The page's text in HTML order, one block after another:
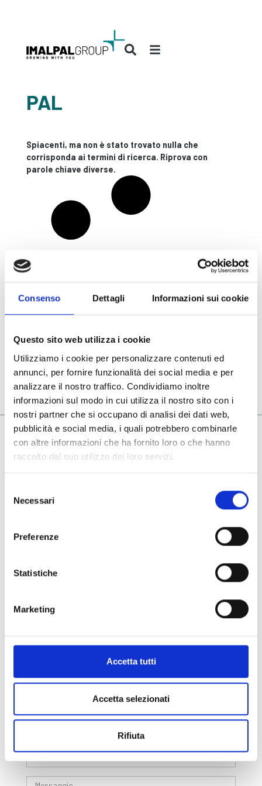
Consenso Dettagli Informazioni sui cookie
Questo sito web utilizza i cookie
Utilizziamo i cookie per personalizzare contenuti ed
annunci, per fornire funzionalità dei social media e per
analizzare il nostro traffico. Condividiamo inoltre
informazioni sul modo in cui utilizza il nostro sito con i
nostri partner che si occupano di analisi dei dati web,
pubblicità e social media, i quali potrebbero combinarle
con altre informazioni che ha fornito loro o che hanno
raccolto dal suo utilizzo dei loro servizi.
delNecessari
Preferenze
Statistiche
Marketing
Accetta tutti
Accetta selezionati
Rifiuta
PAL
Spiacenti, ma non è stato trovato nulla che
corrisponda ai termini di ricerca. Riprova con
parole chiave diverse.
Azienda
Il nostro Gruppo
Contatti
Termini & Condizioni
Whistleblowing Policy